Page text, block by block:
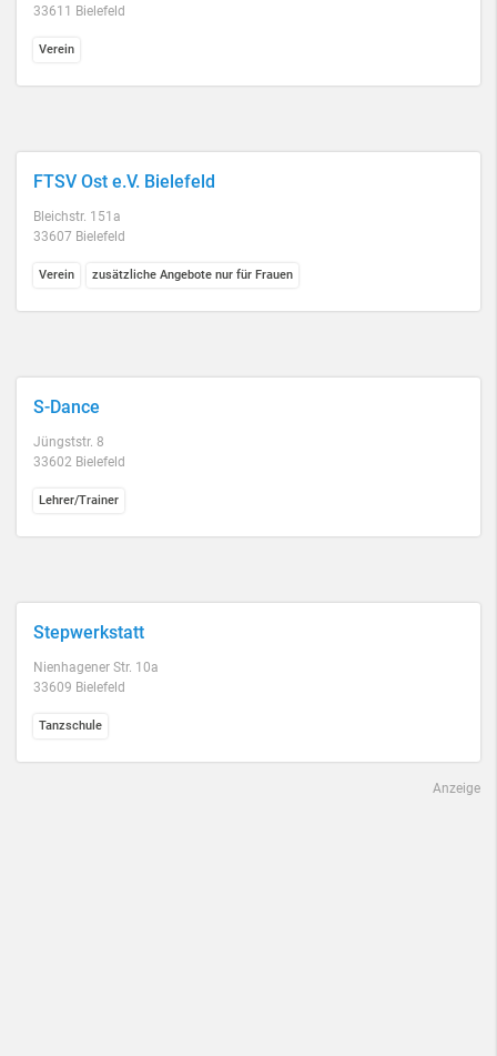
33611 Bielefeld
Verein
FTSV Ost e.V. Bielefeld
Bleichstr. 151a
33607 Bielefeld
Verein zusätzliche Angebote nur für Frauen
S-Dance
Jüngststr. 8
33602 Bielefeld
Lehrer/Trainer
Stepwerkstatt
Nienhagener Str. 10a
33609 Bielefeld
Tanzschule
Anzeige